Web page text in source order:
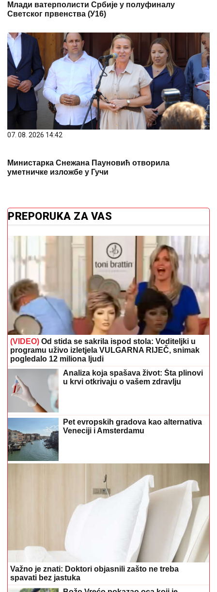
Млади ватерполисти Србије у полуфиналу
Светског првенства (У16)
07. 08. 2026 14:42
Министарка Снежана Пауновић отворила
уметничке изложбе у Гучи
PREPORUKA ZA VAS
(VIDEO) Od stida se sakrila ispod stola: Voditeljki u
programu uživo izletjela VULGARNA RIJEČ, snimak
pogledalo 12 miliona ljudi
Analiza koja spašava život: Šta plinovi
u krvi otkrivaju o vašem zdravlju
Pet evropskih gradova kao alternativa
Veneciji i Amsterdamu
Važno je znati: Doktori objasnili zašto ne treba
spavati bez jastuka